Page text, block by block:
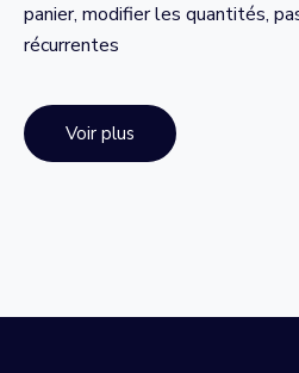
panier, modifier les quantités,
récurrentes
Voir plus